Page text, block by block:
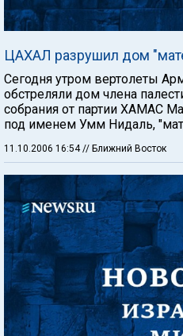
ЦАХАЛ разрушил дом
Сегодня утром вертолеты
обстреляли дом члена
собрания от партии ХАМАС
под именем Умм Нидаль,
11.10.2006 16:54 // Ближний Восток